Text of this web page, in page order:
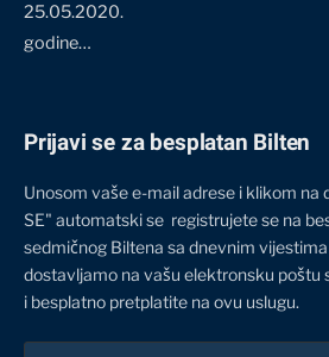
25.05.2020.
godine…
Prijavi se za besplatan Bilten
Unosom vaše e-mail adrese i klikom na
SE" automatski se registrujete se na
sedmičnog Biltena sa dnevnim
dostavljamo na vašu elektronsku poštu
i besplatno pretplatite na ovu uslugu.